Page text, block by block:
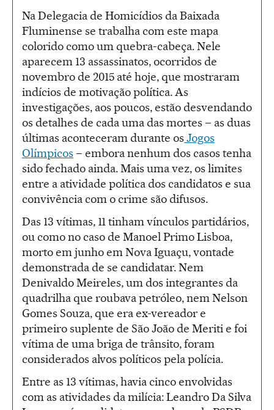
Na Delegacia de Homicídios da Baixada
Fluminense se trabalha com este mapa
colorido como um quebra-cabeça. Nele
aparecem 13 assassinatos, ocorridos de
novembro de 2015 até hoje, que mostraram
indícios de motivação política. As
investigações, aos poucos, estão desvendando
os detalhes de cada uma das mortes – as duas
últimas aconteceram durante os Jogos
Olímpicos – embora nenhum dos casos tenha
sido fechado ainda. Mais uma vez, os limites
entre a atividade política dos candidatos e sua
convivência com o crime são difusos.
Das 13 vítimas, 11 tinham vínculos partidários,
ou como no caso de Manoel Primo Lisboa,
morto em junho em Nova Iguaçu, vontade
demonstrada de se candidatar. Nem
Denivaldo Meireles, um dos integrantes da
quadrilha que roubava petróleo, nem Nelson
Gomes Souza, que era ex-vereador e
primeiro suplente de São João de Meriti e foi
vítima de uma briga de trânsito, foram
considerados alvos políticos pela polícia.
Entre as 13 vítimas, havia cinco envolvidas
com as atividades da milícia: Leandro Da Silva